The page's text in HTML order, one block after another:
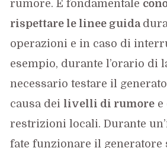
rumore. È fondamentale
rispettare le linee guida
operazioni e in caso di
esempio, durante l’orario di
necessario testare il
causa dei livelli di rumore e
restrizioni locali. Durante
fate funzionare il generatore